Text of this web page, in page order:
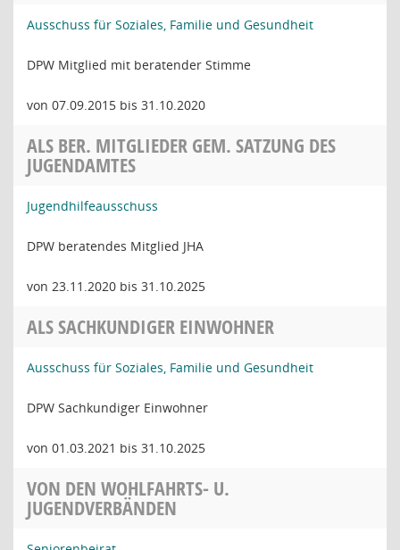
Ausschuss für Soziales, Familie und Gesundheit
DPW Mitglied mit beratender Stimme
von 07.09.2015 bis 31.10.2020
ALS BER. MITGLIEDER GEM. SATZUNG DES
JUGENDAMTES
Jugendhilfeausschuss
DPW beratendes Mitglied JHA
von 23.11.2020 bis 31.10.2025
ALS SACHKUNDIGER EINWOHNER
Ausschuss für Soziales, Familie und Gesundheit
DPW Sachkundiger Einwohner
von 01.03.2021 bis 31.10.2025
VON DEN WOHLFAHRTS- U.
JUGENDVERBÄNDEN